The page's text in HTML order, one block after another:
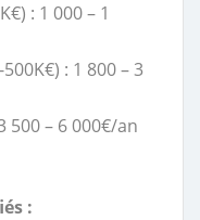
: 1 000 – 1
: 1 800 – 3
500 – 6 000€/an
: